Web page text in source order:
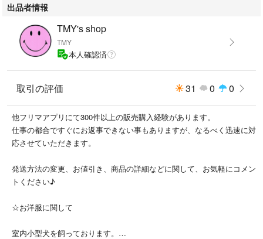
出品者情報
TMY's shop
TMY
本人確認済
取引の評価 31 0 0
他フリマアプリにて300件以上の販売購入経験があります。
仕事の都合ですぐにお返事できない事もありますが、なるべく迅速に対
応させていただきます。
発送方法の変更、お値引き、商品の詳細などに関して、お気軽にコメン
トください♪
☆お洋服に関して
室内小型犬を飼っております。